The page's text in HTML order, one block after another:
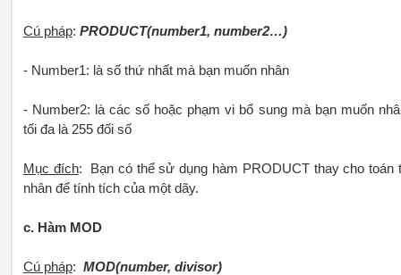
Cú pháp: PRODUCT(number1, number2…)
- Number1: là số thứ nhất mà bạn muốn nhân
- Number2: là các số hoặc phạm vi bổ sung mà bạn muốn
tối đa là 255 đối số
Mục đích: Bạn có thể sử dụng hàm PRODUCT thay cho toán
nhân để tính tích của một dãy.
c. Hàm MOD
Cú pháp: MOD(number, divisor)